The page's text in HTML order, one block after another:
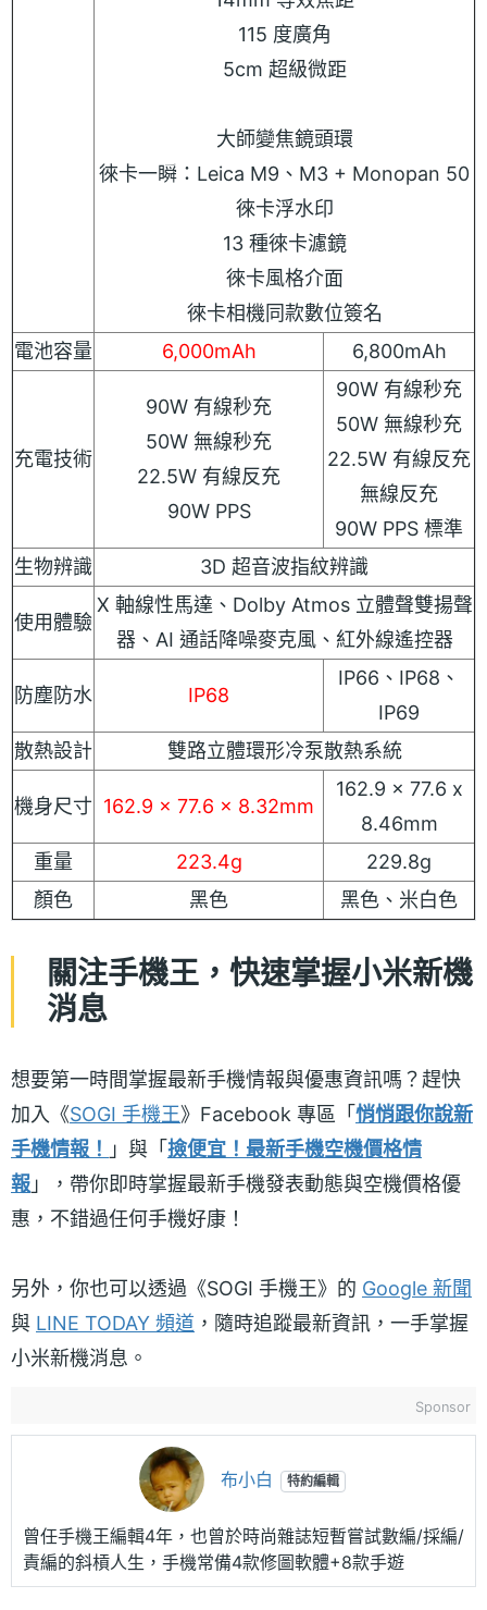
115 度廣角
5cm 超級微距
大師變焦鏡頭環
徠卡一瞬：Leica M9、M3 + Monopan 50
徠卡浮水印
13 種徠卡濾鏡
徠卡風格介面
徠卡相機同款數位簽名
電池容量
6,000mAh 6,800mAh
充電技術
90W 有線秒充
50W 無線秒充
22.5W 有線反充
90W PPS
90W 有線秒充
50W 無線秒充
22.5W 有線反充
無線反充
90W PPS 標準
生物辨識
3D 超音波指紋辨識
使用體驗
X 軸線性馬達、Dolby Atmos 立體聲雙揚聲
器、AI 通話降噪麥克風、紅外線遙控器
防塵防水 IP68
IP66、IP68、
IP69
散熱設計
雙路立體環形冷泵散熱系統
機身尺寸 162.9 x 77.6 x 8.32mm
162.9 x 77.6 x
8.46mm
重量
223.4g
229.8g
顏色
黑色 黑色、米白色
關注手機王，快速掌握小米新機
消息
想要第一時間掌握最新手機情報與優惠資訊嗎？趕快
加入《SOGI 手機王》Facebook 專區「 悄悄跟你說新
手機情報！ 」與「 撿便宜！最新手機空機價格情
報 」，帶你即時掌握最新手機發表動態與空機價格優
惠，不錯過任何手機好康！
另外，你也可以透過《SOGI 手機王》的 Google 新聞
與 LINE TODAY 頻道 ，隨時追蹤最新資訊，一手掌握
小米新機消息。
Sponsor
布小白 特約編輯
曾任手機王編輯4年，也曾於時尚雜誌短暫嘗試數編/採編/
責編的斜槓人生，手機常備4款修圖軟體+8款手遊